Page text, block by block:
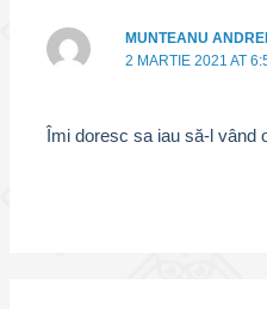
MUNTEANU
2 MARTIE 2021 AT
Îmi doresc sa iau să-l vând